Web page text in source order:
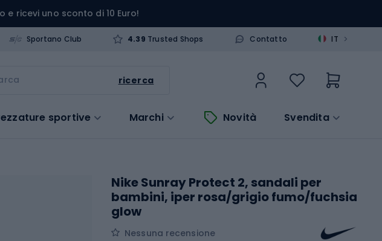
ricevi uno sconto di 10 Euro!
Sportano Club 4.39 Trusted Shops Contatto IT >
ricerca
sportive Marchi Novità Svendita
Nike Sunray Protect 2, sandali per
bambini, iper rosa/grigio fumo/fuchsia
glow
Nessuna recensione